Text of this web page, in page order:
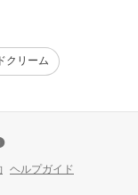
クリーム
ヘルプガイド